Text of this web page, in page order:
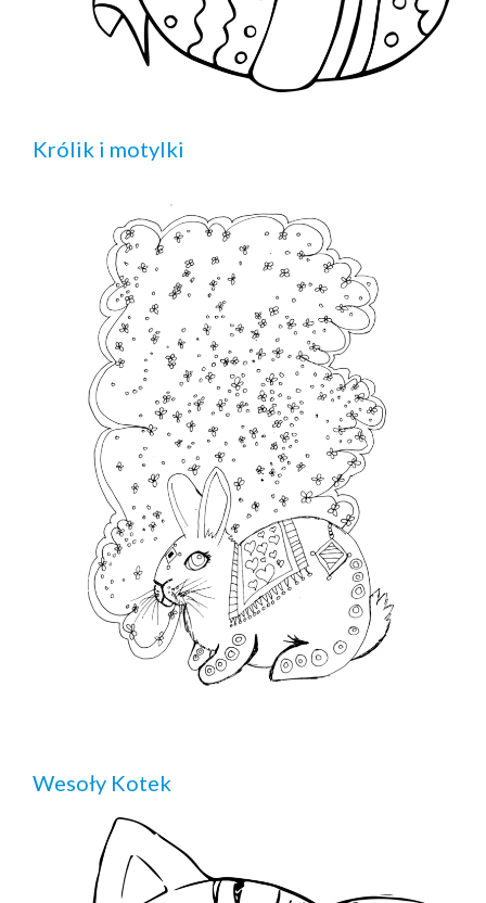
Królik i motylki
Wesoły Kotek